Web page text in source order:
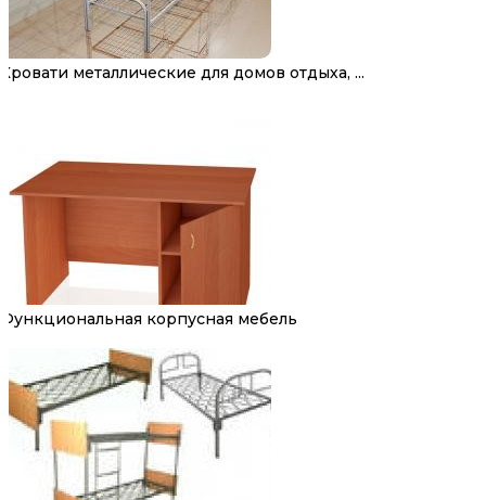
Кровати металлические для домов отдыха, ...
Функциональная корпусная мебель